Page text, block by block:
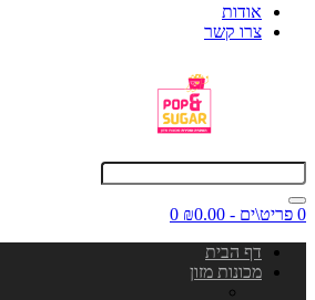
אודות
צרו קשר
0 פריט\ים - ₪0.00
0
דף הבית
מכונות מזון